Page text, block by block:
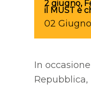
2 giugno,
il MUST è
02 Giugno
In
Repubblica,